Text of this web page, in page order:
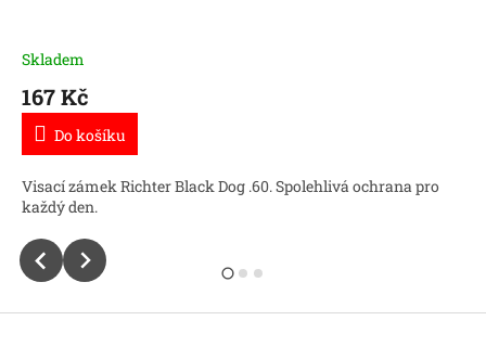
Skladem
167 Kč
Do košíku
Visací zámek Richter Black Dog .60. Spolehlivá ochrana pro
každý den.
Z